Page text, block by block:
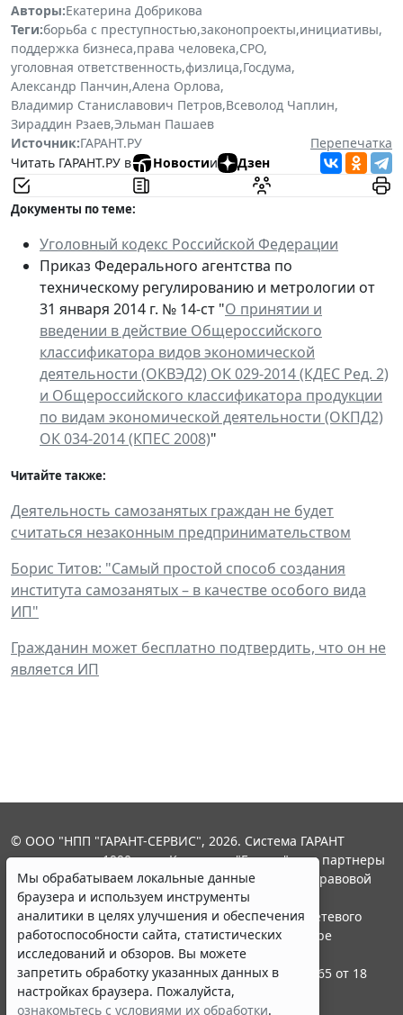
Авторы:Екатерина Добрикова
Теги:борьба с преступностью,законопроекты,инициативы,
поддержка бизнеса,права человека,СРО,
уголовная ответственность,физлица,Госдума,
Александр Панчин,Алена Орлова,
Владимир Станиславович Петров,Всеволод Чаплин,
Зираддин Рзаев,Эльман Пашаев
Источник:ГАРАНТ.РУ
Перепечатка
Читать ГАРАНТ.РУ в
Новостии Дзен
Документы по теме:
Уголовный кодекс Российской Федерации
Приказ Федерального агентства по
техническому регулированию и метрологии от
31 января 2014 г. № 14-ст "О принятии и
введении в действие Общероссийского
классификатора видов экономической
деятельности (ОКВЭД2) ОК 029-2014 (КДЕС Ред. 2)
и Общероссийского классификатора продукции
по видам экономической деятельности (ОКПД2)
ОК 034-2014 (КПЕС 2008)"
Читайте также:
Деятельность самозанятых граждан не будет
считаться незаконным предпринимательством
Борис Титов: "Самый простой способ создания
института самозанятых – в качестве особого вида
ИП"
Гражданин может бесплатно подтвердить, что он не
является ИП
Мы обрабатываем локальные данные
браузера и используем инструменты
аналитики в целях улучшения и обеспечения
работоспособности сайта, статистических
исследований и обзоров. Вы можете
запретить обработку указанных данных в
настройках браузера. Пожалуйста,
ознакомьтесь с условиями их обработки.
© ООО "НПП "ГАРАНТ-СЕРВИС", 2026. Система ГАРАНТ
выпускается с 1990 года. Компания "Гарант" и ее партнеры
являются участниками Российской ассоциации правовой
информации ГАРАНТ.
Портал ГАРАНТ.РУ зарегистрирован в качестве сетевого
издания Федеральной службой по надзору в сфере
связи,информационных технологий и массовых
коммуникаций (Роскомнадзором), Эл № ФС77-58365 от 18
июня 2014 года.